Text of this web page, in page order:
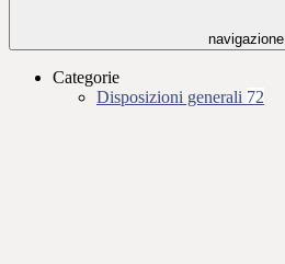
navigazione
Categorie
Disposizioni generali 72